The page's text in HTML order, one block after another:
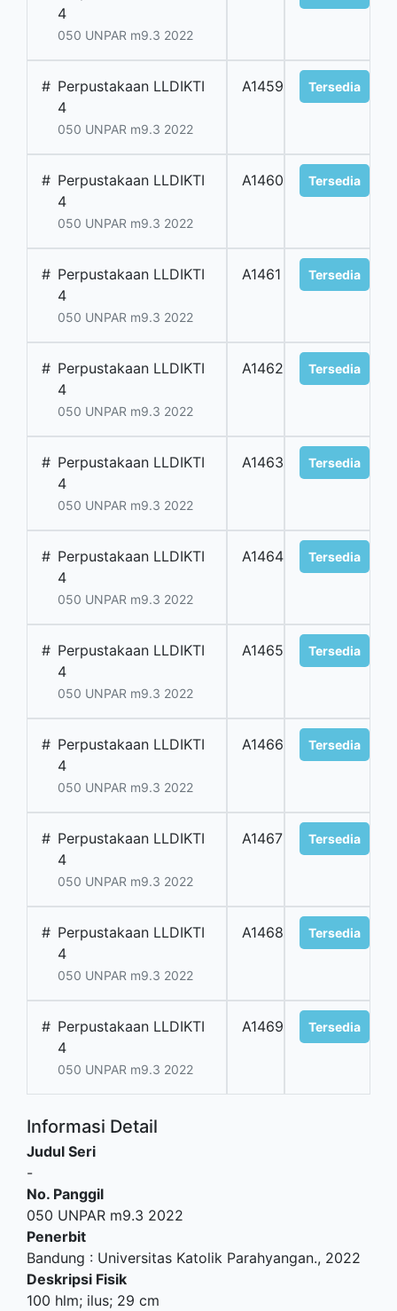
4
050 UNPAR m9.3 2022
# Perpustakaan LLDIKTI
4
050 UNPAR m9.3 2022
A1459 Tersedia
# Perpustakaan LLDIKTI
4
050 UNPAR m9.3 2022
A1460 Tersedia
# Perpustakaan LLDIKTI
4
050 UNPAR m9.3 2022
A1461 Tersedia
# Perpustakaan LLDIKTI
4
050 UNPAR m9.3 2022
A1462 Tersedia
# Perpustakaan LLDIKTI
4
050 UNPAR m9.3 2022
A1463 Tersedia
# Perpustakaan LLDIKTI
4
050 UNPAR m9.3 2022
A1464 Tersedia
# Perpustakaan LLDIKTI
4
050 UNPAR m9.3 2022
A1465 Tersedia
# Perpustakaan LLDIKTI
4
050 UNPAR m9.3 2022
A1466 Tersedia
# Perpustakaan LLDIKTI
4
050 UNPAR m9.3 2022
A1467 Tersedia
# Perpustakaan LLDIKTI
4
050 UNPAR m9.3 2022
A1468 Tersedia
# Perpustakaan LLDIKTI
4
050 UNPAR m9.3 2022
A1469 Tersedia
Informasi Detail
Judul Seri
-
No. Panggil
050 UNPAR m9.3 2022
Penerbit
Bandung : Universitas Katolik Parahyangan., 2022
Deskripsi Fisik
100 hlm; ilus; 29 cm